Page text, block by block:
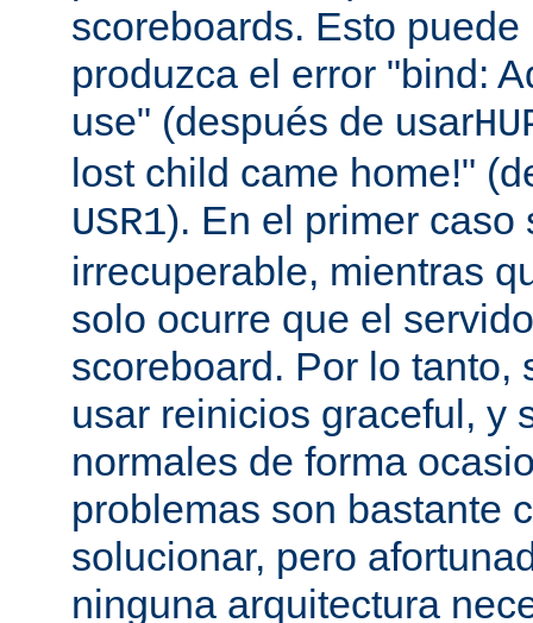
scoreboards. Esto
produzca el error "bind:
use" (después de usar
lost child came home!"
USR1). En el primer caso
irrecuperable, mientras
solo ocurre que el
scoreboard. Por lo tanto,
usar reinicios graceful, y
normales de forma
problemas son bastante
solucionar, pero
ninguna arquitectura